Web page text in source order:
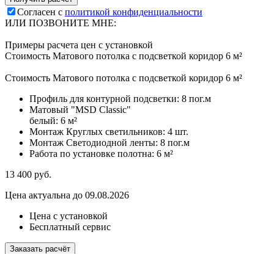
Согласен с политикой конфиденциальности
ИЛИ ПОЗВОНИТЕ МНЕ:
Примеры расчета цен с установкой
Стоимость Матового потолка с подсветкой коридор 6 м²
Стоимость Матового потолка с подсветкой коридор 6 м²
Профиль для контурной подсветки: 8 пог.м
Матовый "MSD Classic"
белый: 6 м²
Монтаж Круглых светильников: 4 шт.
Монтаж Светодиодной ленты: 8 пог.м
Работа по установке полотна: 6 м²
13 400 руб.
Цена актуальна до 09.08.2026
Цена с установкой
Бесплатный сервис
Заказать расчёт